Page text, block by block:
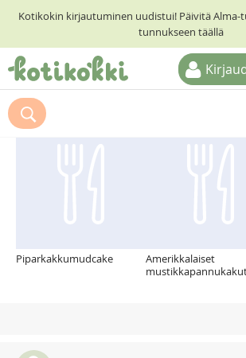
Kotikokin kirjautuminen uudistui! Päivitä Alma-
tunnukseen täällä
ETUSIVU
RESEPTIHAKU
Suosittelemme myös
Piparkakkumudcake
Amerikkalaiset